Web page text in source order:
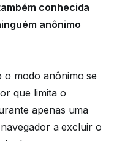
conhecida
anônimo
modo anônimo se
que limita o
apenas uma
a excluir o